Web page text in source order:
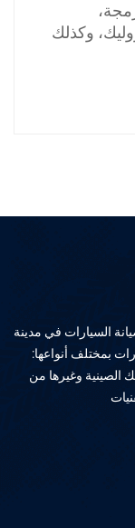
وكذلك
السيارات في مدينة
بمختلف أنواعها:
الصينية وغيرها من